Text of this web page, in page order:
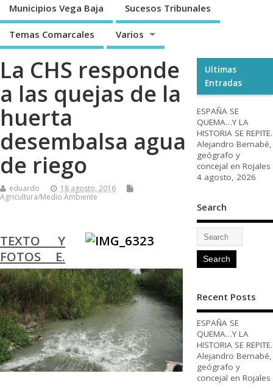
Municipios Vega Baja Sucesos Tribunales
Temas Comarcales Varios
La CHS responde
a las quejas de la
huerta
desembalsa agua
de riego
eduardo
18 agosto, 2016
Agricultura/Medio Ambiente
TEXTO Y
FOTOS E.
Ultimas
Entradas
ESPAÑA SE
QUEMA…Y LA
HISTORIA SE REPITE.
Alejandro Bernabé,
geógrafo y
concejal en Rojales
4 agosto, 2026
Search
Recent Posts
ESPAÑA SE
QUEMA…Y LA
HISTORIA SE REPITE.
Alejandro Bernabé,
geógrafo y
concejal en Rojales